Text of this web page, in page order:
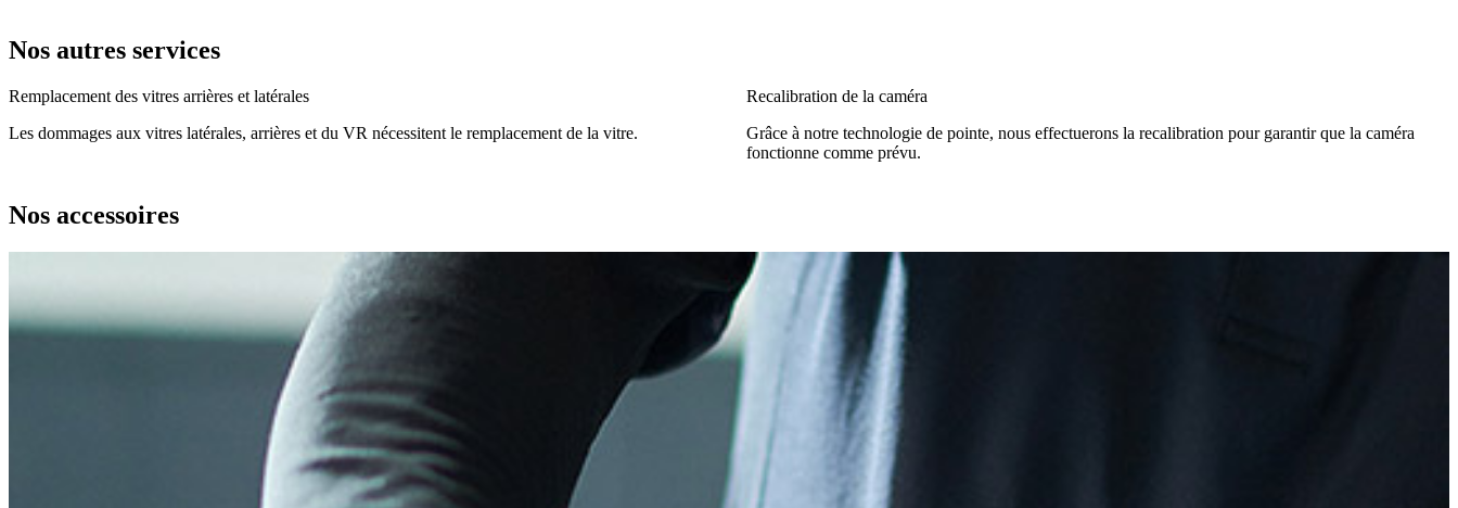
Nos autres services
Remplacement des vitres arrières et latérales
Les dommages aux vitres latérales, arrières et du VR nécessitent le remplacement de la vitre.
Recalibration de la caméra
Grâce à notre technologie de pointe, nous effectuerons la recalibration pour garantir que la caméra
fonctionne comme prévu.
Nos accessoires